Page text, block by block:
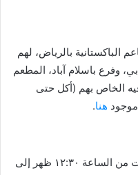
الباكستانية بالرياض، لهم
وفرع باسلام آباد، المطعم
نظام البوفيه الخاص بهم (أكل حتى
هنا.
أوقات العمل: من الخميس للسبت من الساعة ١٢:٣٠ ظهر إلى